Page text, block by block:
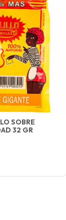
SOBRE
32 GR